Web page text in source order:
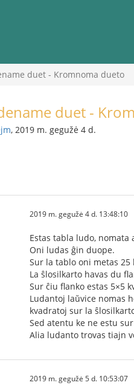
duet - Kromnoma dueto
duet -
, 2019 m. gegužė 4 d.
2019 m. gegužė 4 d. 13:48:10
Estas tabla ludo,
Oni ludas ĝin duope.
Sur la tablo oni metas
La ŝlosilkarto havas du
Sur ĉiu flanko estas 5×5
Ludantoj laŭvice nomas
kvadratoj sur la
Sed atentu ke ne estu
Alia ludanto trovas tiajn
2019 m. gegužė 5 d. 10:53:07